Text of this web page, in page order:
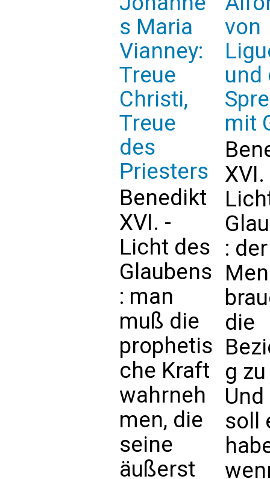
s Maria
Vianney:
Treue
Christi,
Treue
des
Priesters
Benedikt
XVI. -
Licht des
Glaubens
: man
muß die
prophetis
che Kraft
wahrneh
men, die
seine
äußerst
von
und
mit
: der
die
g
soll